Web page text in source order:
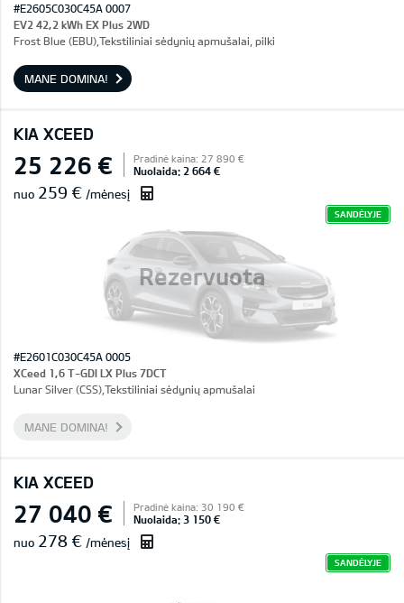
#E2605C030C45A 0007
EV2 42,2 kWh EX Plus 2WD
Frost Blue (EBU),Tekstiliniai sėdynių apmušalai, pilki
MANE DOMINA!
KIA XCEED
Rezervuota
25 226 € Pradinė kaina: 27 890 €
Nuolaida: 2 664 €
nuo 259 € /mėnesį
SANDĖLYJE
#E2601C030C45A 0005
XCeed 1,6 T-GDI LX Plus 7DCT
Lunar Silver (CSS),Tekstiliniai sėdynių apmušalai
MANE DOMINA!
KIA XCEED
27 040 € Pradinė kaina: 30 190 €
Nuolaida: 3 150 €
nuo 278 € /mėnesį
SANDĖLYJE